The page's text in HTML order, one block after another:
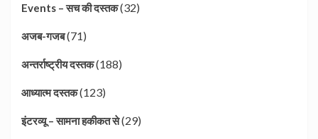
Events – सच की दस्तक(32)
अजब-गजब(71)
अन्तर्राष्ट्रीय दस्तक(188)
आध्यात्म दस्तक(123)
इंटरव्यू – सामना हकीकत से(29)